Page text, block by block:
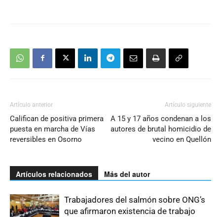
Artículo anterior
Califican de positiva primera
puesta en marcha de Vías
reversibles en Osorno
Artículo siguiente
A 15 y 17 años condenan a los
autores de brutal homicidio de
vecino en Quellón
Artículos relacionados Más del autor
Trabajadores del salmón sobre ONG’s
que afirmaron existencia de trabajo